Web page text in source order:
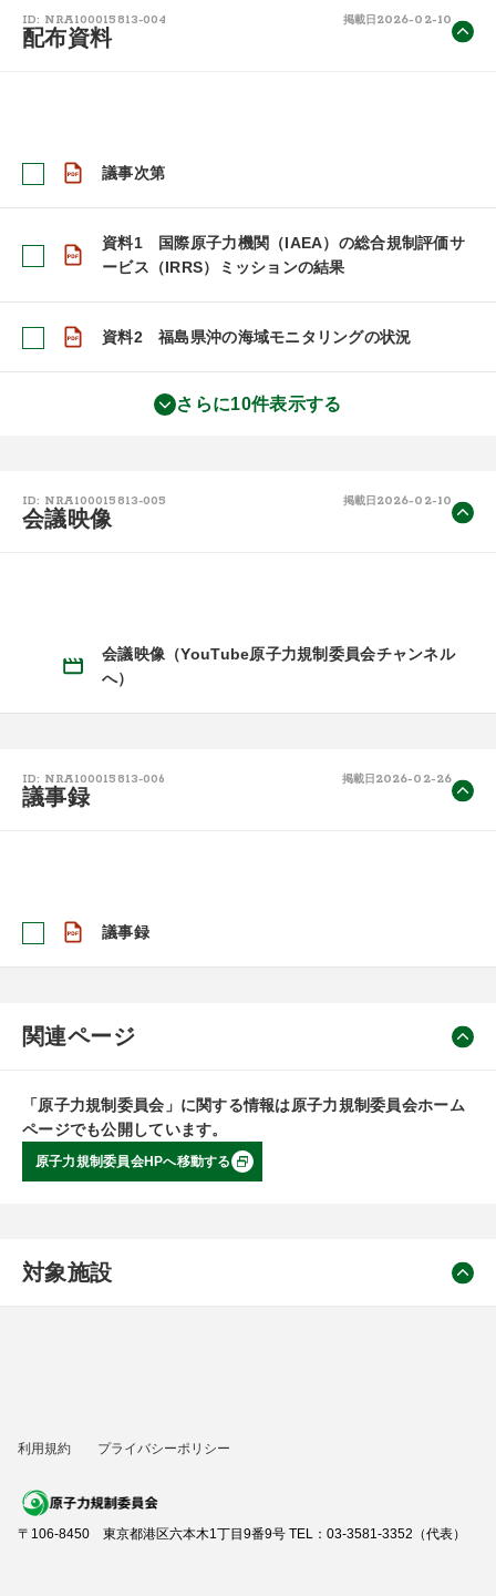
ID: NRA100015813-004 掲載日 2026-02-10
配布資料
議事次第
資料1 国際原子力機関（IAEA）の総合規制評価サ
ービス（IRRS）ミッションの結果
資料2 福島県沖の海域モニタリングの状況
さらに10件表示する
ID: NRA100015813-005 掲載日 2026-02-10
会議映像
会議映像（YouTube原子力規制委員会チャンネル
へ）
ID: NRA100015813-006 掲載日 2026-02-26
議事録
議事録
関連ページ
「原子力規制委員会」に関する情報は原子力規制委員会ホーム
ページでも公開しています。
原子力規制委員会HPへ移動する
対象施設
利用規約 プライバシーポリシー
〒106-8450 東京都港区六本木1丁目9番9号 TEL：03-3581-3352（代表）